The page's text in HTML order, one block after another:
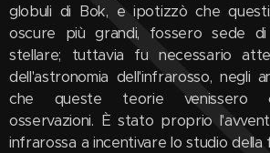
globuli di Bok, e ipotizzò che
oscure più grandi, fossero sede
stellare; tuttavia fu necessario
dell'astronomia dell'infrarosso, negli
che queste teorie venissero
osservazioni. È stato proprio
infrarossa a incentivare lo studio della